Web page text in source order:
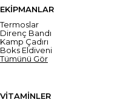
EKİPMANLAR
Termoslar
Direnç Bandı
Kamp Çadırı
Boks Eldiveni
Tümünü Gör
VİTAMİNLER